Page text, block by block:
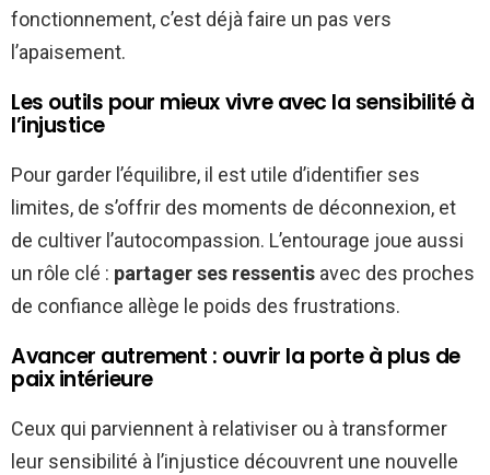
fonctionnement, c’est déjà faire un pas vers
l’apaisement.
Les outils pour mieux vivre avec la sensibilité à
l’injustice
Pour garder l’équilibre, il est utile d’identifier ses
limites, de s’offrir des moments de déconnexion, et
de cultiver l’autocompassion. L’entourage joue aussi
un rôle clé : partager ses ressentis avec des proches
de confiance allège le poids des frustrations.
Avancer autrement : ouvrir la porte à plus de
paix intérieure
Ceux qui parviennent à relativiser ou à transformer
leur sensibilité à l’injustice découvrent une nouvelle